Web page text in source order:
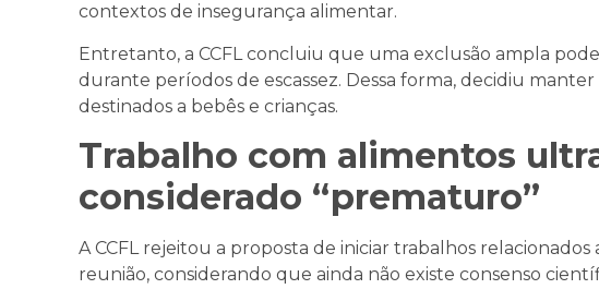
contextos de insegurança alimentar.
Entretanto, a CCFL concluiu que uma exclusão ampla
durante períodos de escassez. Dessa forma, decidiu
destinados a bebês e crianças.
Trabalho com alimentos
considerado “prematuro”
A CCFL rejeitou a proposta de iniciar trabalhos
reunião, considerando que ainda não existe consenso